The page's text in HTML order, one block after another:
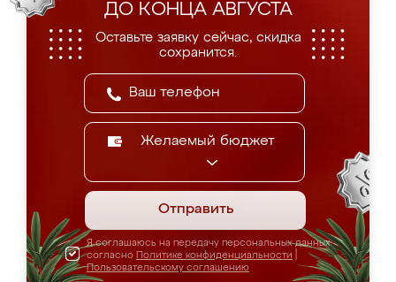
ДО КОНЦА АВГУСТА
Оставьте заявку сейчас, скидка
сохранится.
Желаемый бюджет
Отправить
Я соглашаюсь на передачу персональных данных
согласно Политике конфиденциальности
Пользовательскому соглашению